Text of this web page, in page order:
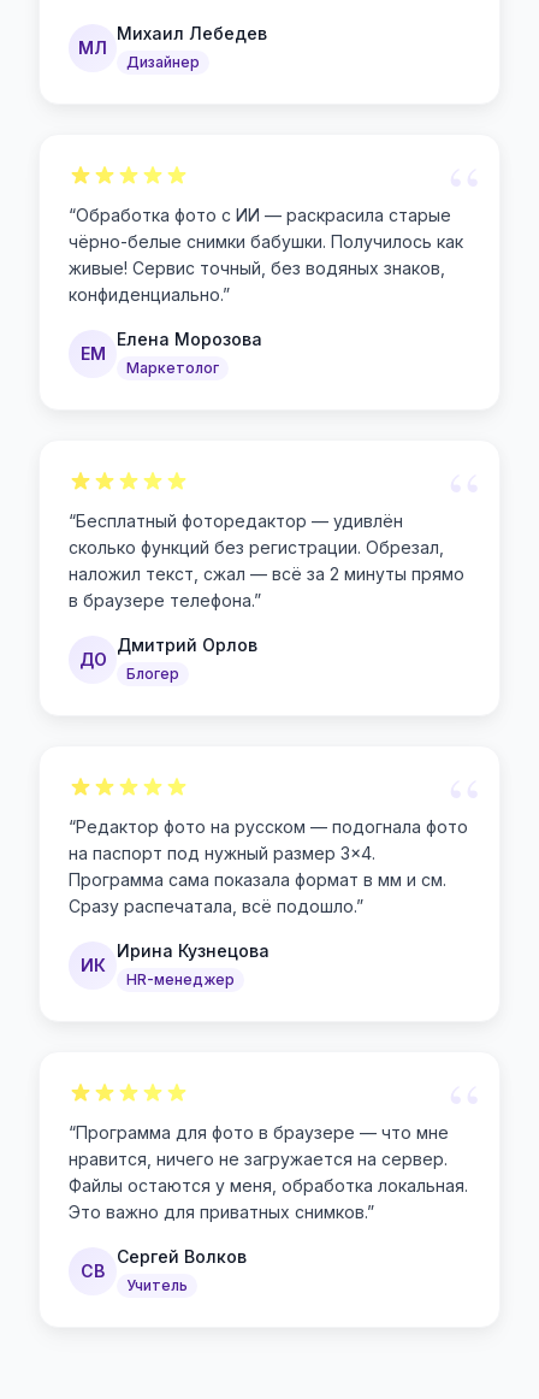
МЛ
Михаил Лебедев
Дизайнер
“
“Обработка фото с ИИ — раскрасила старые
чёрно-белые снимки бабушки. Получилось как
живые! Сервис точный, без водяных знаков,
конфиденциально.”
ЕМ
Елена Морозова
Маркетолог
“Бесплатный фоторедактор — удивлён
сколько функций без регистрации. Обрезал,
наложил текст, сжал — всё за 2 минуты прямо
в браузере телефона.”
ДО
Дмитрий Орлов
Блогер
“
“Редактор фото на русском — подогнала фото
на паспорт под нужный размер 3×4.
Программа сама показала формат в мм и см.
Сразу распечатала, всё подошло.”
ИК
Ирина Кузнецова
HR-менеджер
“Программа для фото в браузере — что мне
нравится, ничего не загружается на сервер.
Файлы остаются у меня, обработка локальная.
Это важно для приватных снимков.”
СВ
Сергей Волков
Учитель